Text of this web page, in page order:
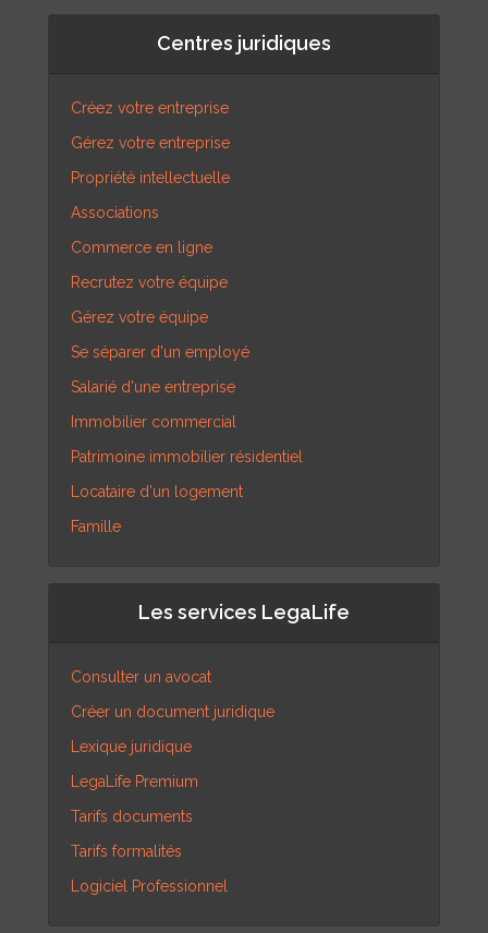
Centres juridiques
Créez votre entreprise
Gérez votre entreprise
Propriété intellectuelle
Associations
Commerce en ligne
Recrutez votre équipe
Gérez votre équipe
Se séparer d'un employé
Salarié d'une entreprise
Immobilier commercial
Patrimoine immobilier résidentiel
Locataire d'un logement
Famille
Les services LegaLife
Consulter un avocat
Créer un document juridique
Lexique juridique
LegaLife Premium
Tarifs documents
Tarifs formalités
Logiciel Professionnel